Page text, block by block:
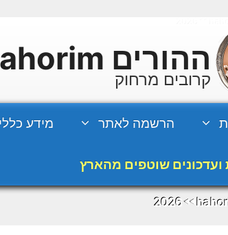
ההורים hahorim
קרובים מרחוק
הרשמה לאתר מידע כללי
שוטפים מהארץ
◄◄
2026